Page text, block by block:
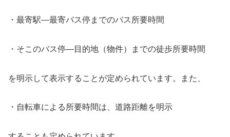
・最寄駅―最寄バス停までのバス所要時間
・そこのバス停―目的地（物件）までの徒歩所要時間
を明示して表示することが定められています。また、
・自転車による所要時間は、道路距離を明示